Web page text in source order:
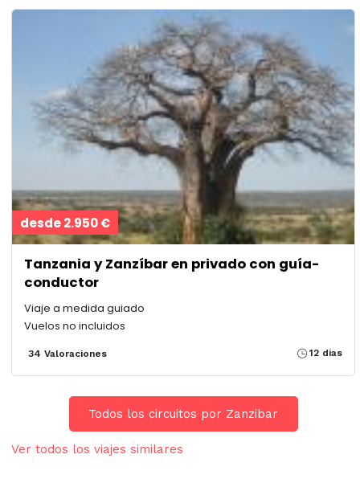
desde 2.950 €
Tanzania y Zanzíbar en privado con guía-
conductor
Viaje a medida guiado
Vuelos no incluidos
34 Valoraciones 12 dias
Todos los circuitos por Zanzibar
Ver todos los viajes similares